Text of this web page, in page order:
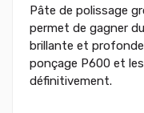
Pâte de polissage
permet de gagner
brillante et profonde
ponçage P600 et
définitivement.